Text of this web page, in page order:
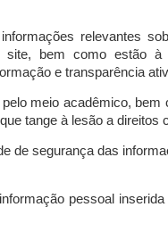
relevantes
bem como estão à
e transparência
meio acadêmico,
tange à lesão a direitos
de segurança das
pessoal